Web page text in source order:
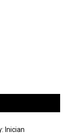
Inician